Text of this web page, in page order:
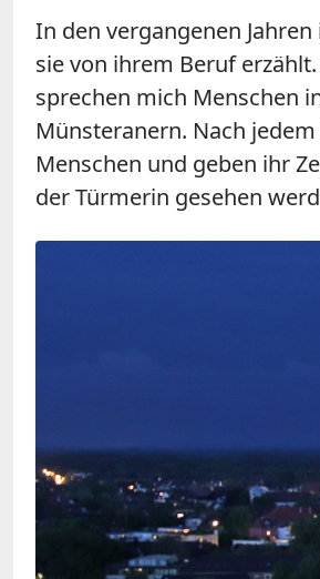
In den vergangenen
sie von ihrem Beruf
sprechen mich Menschen
Münsteranern. Nach
Menschen und geben ihr
der Türmerin gesehen